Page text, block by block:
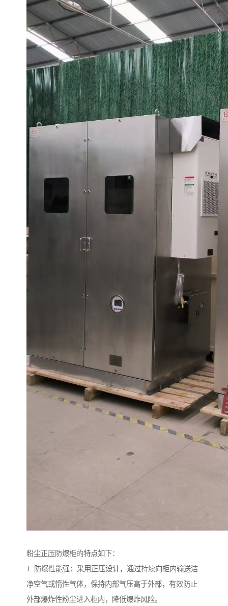
粉尘正压防爆柜的特点如下：
1. 防爆性能强：采用正压设计，通过持续向柜内输送洁
净空气或惰性气体，保持内部气压高于外部，有效防止
外部爆炸性粉尘进入柜内，降低爆炸风险。